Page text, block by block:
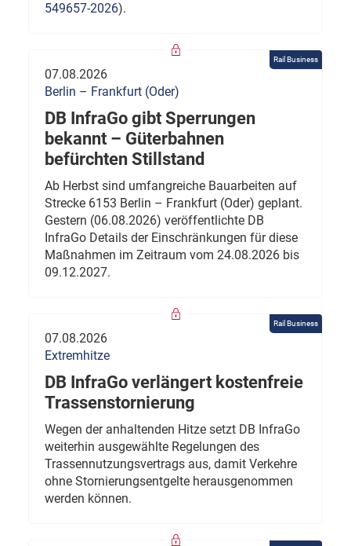
549657-2026).
Rail Business
07.08.2026
Berlin – Frankfurt (Oder)
DB InfraGo gibt Sperrungen
bekannt – Güterbahnen
befürchten Stillstand
Ab Herbst sind umfangreiche Bauarbeiten auf
Strecke 6153 Berlin – Frankfurt (Oder) geplant.
Gestern (06.08.2026) veröffentlichte DB
InfraGo Details der Einschränkungen für diese
Maßnahmen im Zeitraum vom 24.08.2026 bis
09.12.2027.
Rail Business
07.08.2026
Extremhitze
DB InfraGo verlängert kostenfreie
Trassenstornierung
Wegen der anhaltenden Hitze setzt DB InfraGo
weiterhin ausgewählte Regelungen des
Trassennutzungsvertrags aus, damit Verkehre
ohne Stornierungsentgelte herausgenommen
werden können.